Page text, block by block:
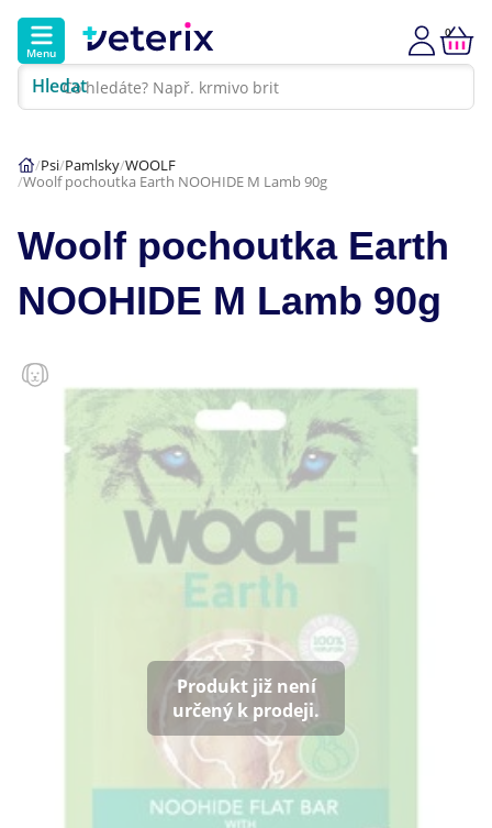
Menu
Hledat
0
Hlavní kategorie
Akce
Psi
Kočky
Dárkové poukazy
Klinika Veterix
(Po–Pá, 9–19h; So–Ne, 9–14h)
(Po–Pá, 8–15h)
eshop@veterix.cz
Psi Pamlsky WOOLF
Woolf pochoutka Earth NOOHIDE M Lamb 90g
Woolf pochoutka Earth
NOOHIDE M Lamb 90g
Produkt již není
určený k prodeji.